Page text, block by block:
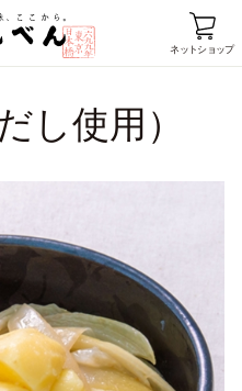
ネットショップ
し使用）